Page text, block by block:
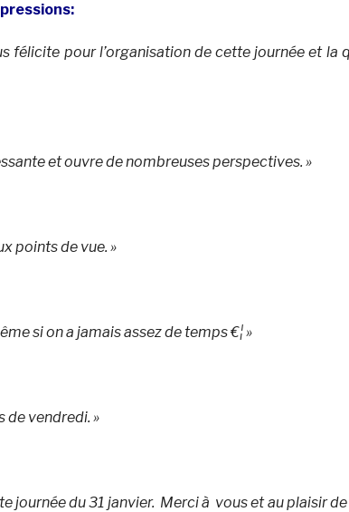
félicite pour l’organisation de cette journée et la
et ouvre de nombreuses perspectives. »
points de vue. »
si on a jamais assez de temps €¦ »
de vendredi. »
journée du 31 janvier. Merci à vous et au plaisir